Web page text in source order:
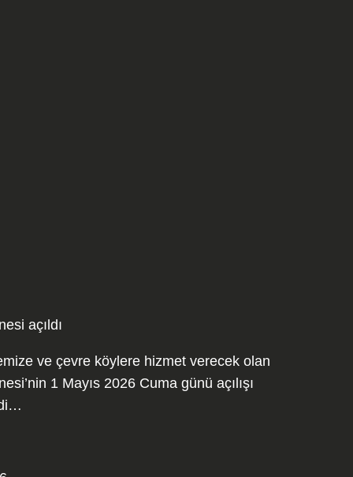
açıldı
ve çevre köylere hizmet verecek olan
1 Mayıs 2026 Cuma günü açılışı